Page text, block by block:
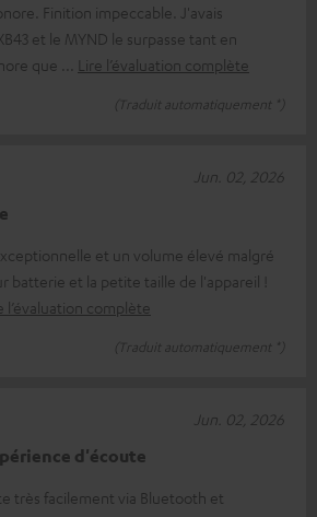
Finition impeccable. J'avais
et le MYND le surpasse tant en
que
Lire l’évaluation complète
(Traduit automatiquement *)
et un volume élevé malgré
batterie et la petite taille de l'appareil !
l’évaluation complète
(Traduit automatiquement *)
Jun. 02, 2026
d'écoute
très facilement via Bluetooth et
Jun. 02, 2026